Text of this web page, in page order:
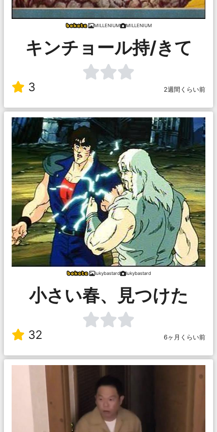
MILLENIUM MILLENIUM
キンチョール持/きて
3 2週間くらい前
lukybastard lukybastard
小さい春、見つけた
32 6ヶ月くらい前